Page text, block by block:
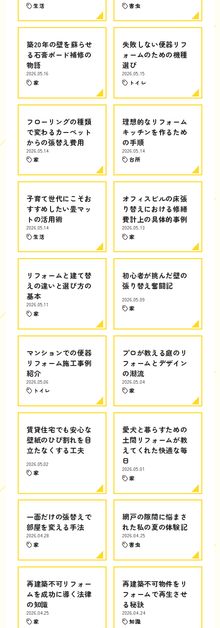
生活 害虫
築20年の壁を蘇らせ
る石膏ボード補修の
物語
2026.05.16
家
失敗しない便器リフ
ォームのための機種
選び
2026.05.15
トイレ
フローリングの種類
で変わるカーペット
からの張替え費用
2026.05.14
家
理想的なリフォーム
キッチンを作るため
の手順
2026.05.14
台所
子育て世代にこそお
すすめしたい畳マッ
トの活用術
2026.05.14
生活
オフィスビルの床張
り替えにおける修繕
費計上の具体的事例
2026.05.13
家
リフォームと建て替
えの違いと選び方の
基本
2026.05.11
家
初心者が挑んだ壁の
張り替え奮闘記
2026.05.09
家
マンションでの便器
リフォーム施工事例
紹介
2026.05.06
トイレ
プロが教える庭のリ
フォームとデザイン
の潮流
2026.05.04
家
賃貸住宅でも安心な
壁紙のひび割れを目
立たなくする工夫
2026.05.02
家
愛犬と暮らすための
土間リフォームが教
えてくれた快適な毎
日
2026.05.01
家
一面だけの張替えで
部屋を変える手法
2026.04.28
家
網戸の隙間に悩まさ
れた私の夏の体験記
2026.04.25
害虫
再建築不可リフォー
ムを成功に導く法律
の知識
2026.04.25
家
再建築不可物件をリ
フォームで再生させ
る秘訣
2026.04.24
知識